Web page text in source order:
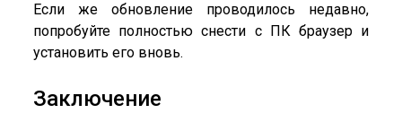
Если же обновление проводилось недавно,
попробуйте полностью снести с ПК браузер и
установить его вновь.
Заключение